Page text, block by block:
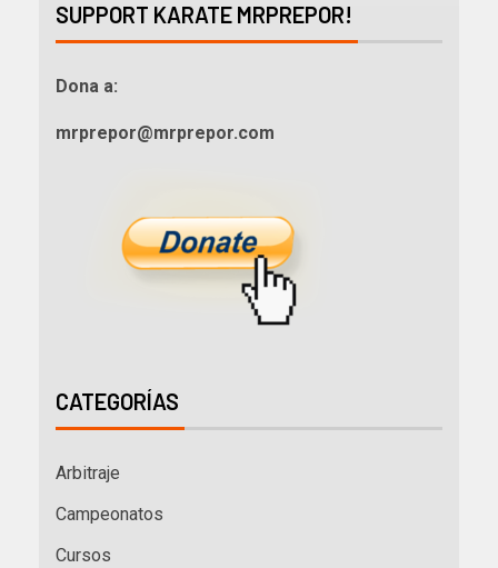
SUPPORT KARATE MRPREPOR!
Dona a:
mrprepor@mrprepor.com
CATEGORÍAS
Arbitraje
Campeonatos
Cursos